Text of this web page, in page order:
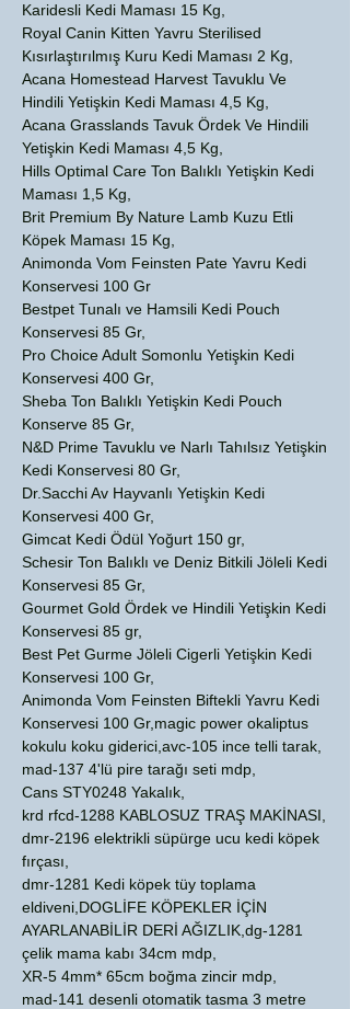
Karidesli Kedi Maması 15 Kg,
Royal Canin Kitten Yavru Sterilised
Kısırlaştırılmış Kuru Kedi Maması 2 Kg,
Acana Homestead Harvest Tavuklu Ve
Hindili Yetişkin Kedi Maması 4,5 Kg,
Acana Grasslands Tavuk Ördek Ve Hindili
Yetişkin Kedi Maması 4,5 Kg,
Hills Optimal Care Ton Balıklı Yetişkin Kedi
Maması 1,5 Kg,
Brit Premium By Nature Lamb Kuzu Etli
Köpek Maması 15 Kg,
Animonda Vom Feinsten Pate Yavru Kedi
Konservesi 100 Gr
Bestpet Tunalı ve Hamsili Kedi Pouch
Konservesi 85 Gr,
Pro Choice Adult Somonlu Yetişkin Kedi
Konservesi 400 Gr,
Sheba Ton Balıklı Yetişkin Kedi Pouch
Konserve 85 Gr,
N&D Prime Tavuklu ve Narlı Tahılsız Yetişkin
Kedi Konservesi 80 Gr,
Dr.Sacchi Av Hayvanlı Yetişkin Kedi
Konservesi 400 Gr,
Gimcat Kedi Ödül Yoğurt 150 gr,
Schesir Ton Balıklı ve Deniz Bitkili Jöleli Kedi
Konservesi 85 Gr,
Gourmet Gold Ördek ve Hindili Yetişkin Kedi
Konservesi 85 gr,
Best Pet Gurme Jöleli Cigerli Yetişkin Kedi
Konservesi 100 Gr,
Animonda Vom Feinsten Biftekli Yavru Kedi
Konservesi 100 Gr,magic power okaliptus
kokulu koku giderici,avc-105 ince telli tarak,
mad-137 4'lü pire tarağı seti mdp,
Cans STY0248 Yakalık,
krd rfcd-1288 KABLOSUZ TRAŞ MAKİNASI,
dmr-2196 elektrikli süpürge ucu kedi köpek
fırçası,
dmr-1281 Kedi köpek tüy toplama
eldiveni,DOGLİFE KÖPEKLER İÇİN
AYARLANABİLİR DERİ AĞIZLIK,dg-1281
çelik mama kabı 34cm mdp,
XR-5 4mm* 65cm boğma zincir mdp,
mad-141 desenli otomatik tasma 3 metre